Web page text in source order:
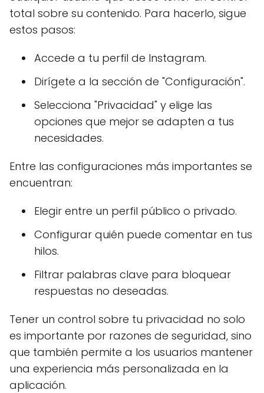
total sobre su contenido. Para hacerlo, sigue
estos pasos:
Accede a tu perfil de Instagram.
Dirígete a la sección de "Configuración".
Selecciona "Privacidad" y elige las
opciones que mejor se adapten a tus
necesidades.
Entre las configuraciones más importantes se
encuentran:
Elegir entre un perfil público o privado.
Configurar quién puede comentar en tus
hilos.
Filtrar palabras clave para bloquear
respuestas no deseadas.
Tener un control sobre tu privacidad no solo
es importante por razones de seguridad, sino
que también permite a los usuarios mantener
una experiencia más personalizada en la
aplicación.